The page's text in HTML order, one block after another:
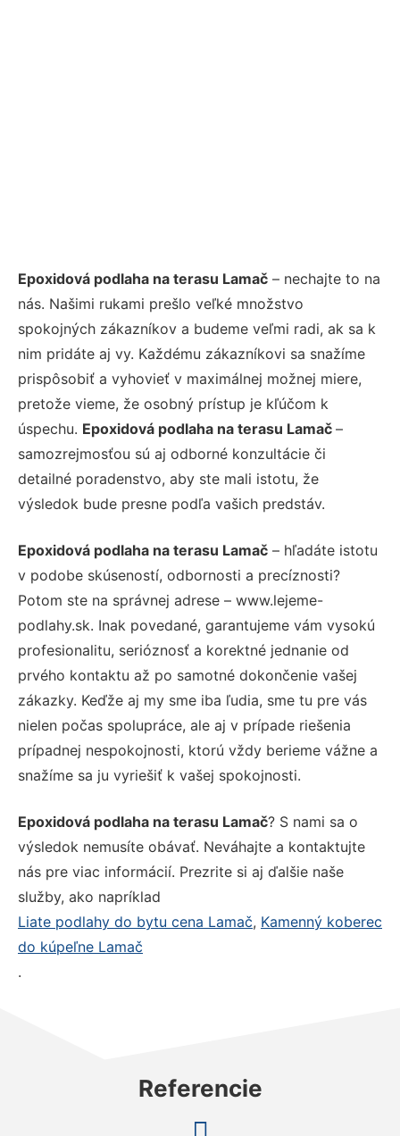
Epoxidová podlaha na terasu Lamač – nechajte to na
nás. Našimi rukami prešlo veľké množstvo
spokojných zákazníkov a budeme veľmi radi, ak sa k
nim pridáte aj vy. Každému zákazníkovi sa snažíme
prispôsobiť a vyhovieť v maximálnej možnej miere,
pretože vieme, že osobný prístup je kľúčom k
úspechu. Epoxidová podlaha na terasu Lamač –
samozrejmosťou sú aj odborné konzultácie či
detailné poradenstvo, aby ste mali istotu, že
výsledok bude presne podľa vašich predstáv.
Epoxidová podlaha na terasu Lamač – hľadáte istotu
v podobe skúseností, odbornosti a precíznosti?
Potom ste na správnej adrese – www.lejeme-
podlahy.sk. Inak povedané, garantujeme vám vysokú
profesionalitu, serióznosť a korektné jednanie od
prvého kontaktu až po samotné dokončenie vašej
zákazky. Keďže aj my sme iba ľudia, sme tu pre vás
nielen počas spolupráce, ale aj v prípade riešenia
prípadnej nespokojnosti, ktorú vždy berieme vážne a
snažíme sa ju vyriešiť k vašej spokojnosti.
Epoxidová podlaha na terasu Lamač? S nami sa o
výsledok nemusíte obávať. Neváhajte a kontaktujte
nás pre viac informácií. Prezrite si aj ďalšie naše
služby, ako napríklad
Liate podlahy do bytu cena Lamač, Kamenný koberec
do kúpeľne Lamač
.
Referencie